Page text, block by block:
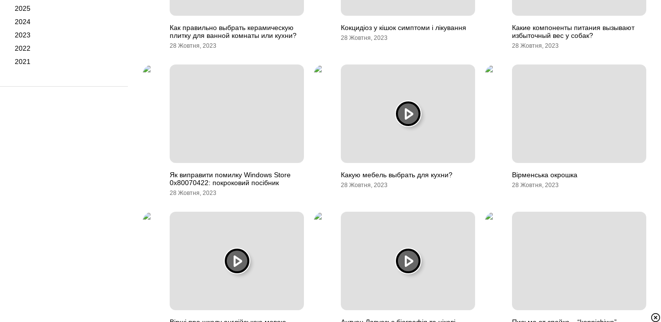
2025
2024
2023
2022
2021
Как правильно выбрать керамическую
плитку для ванной комнаты или кухни?
28 Жовтня, 2023
Кокцидіоз у кішок симптоми і лікування
28 Жовтня, 2023
Какие компоненты питания вызывают
избыточный вес у собак?
28 Жовтня, 2023
Як виправити помилку Windows Store
0x80070422: покроковий посібник
28 Жовтня, 2023
Какую мебель выбрать для кухни?
28 Жовтня, 2023
Вірменська окрошка
28 Жовтня, 2023